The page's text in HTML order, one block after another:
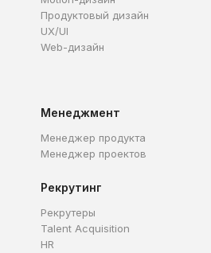
Продуктовый дизайн
UX/UI
Web-дизайн
Менеджмент
Менеджер продукта
Менеджер проектов
Рекрутинг
Рекрутеры
Talent Acquisition
HR